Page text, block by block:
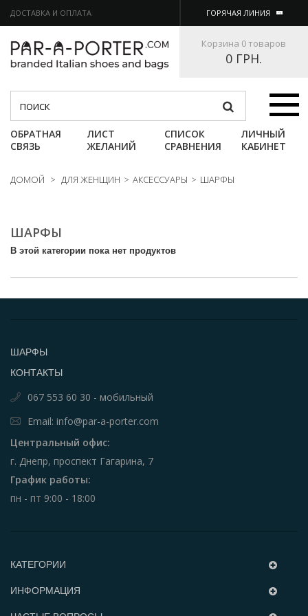
ДОСТАВКА И ОПЛАТА ГОРЯЧАЯ ЛИНИЯ
Корзина 0 товаров
0 ГРН.
Категории
ОБРАТНАЯ
СВЯЗЬ
ЛИСТ
ЖЕЛАНИЙ
СПИСОК
СРАВНЕНИЯ
ЛИЧНЫЙ
КАБИНЕТ
ДОМОЙ > ДЛЯ ЖЕНЩИН > АКСЕССУАРЫ > ШАРФЫ
ШАРФЫ
В этой категории пока нет продуктов
ШАРФЫ
КОНТАКТЫ
067 553 60 30 - мобильный
Email: info@par-a-porter.com
Центральный офис:
г. Днепр, проспект Гагарина, 7
График работы:
пн - пт 9:00 - 18:00
КАТЕГОРИИ
ИНФОРМАЦИЯ